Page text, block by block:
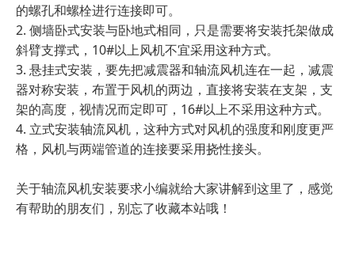
的螺孔和螺栓进行连接即可。
2. 侧墙卧式安装与卧地式相同，只是需要将安装托架做成
斜臂支撑式，10#以上风机不宜采用这种方式。
3. 悬挂式安装，要先把减震器和轴流风机连在一起，减震
器对称安装，布置于风机的两边，直接将安装在支架，支
架的高度，视情况而定即可，16#以上不采用这种方式。
4. 立式安装轴流风机，这种方式对风机的强度和刚度更严
格，风机与两端管道的连接要采用挠性接头。
关于轴流风机安装要求小编就给大家讲解到这里了，感觉
有帮助的朋友们，别忘了收藏本站哦！